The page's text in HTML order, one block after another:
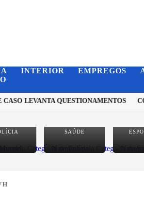
INTERIOR EMPREGOS
LEVANTA QUESTIONAMENTOS
SAÚDE